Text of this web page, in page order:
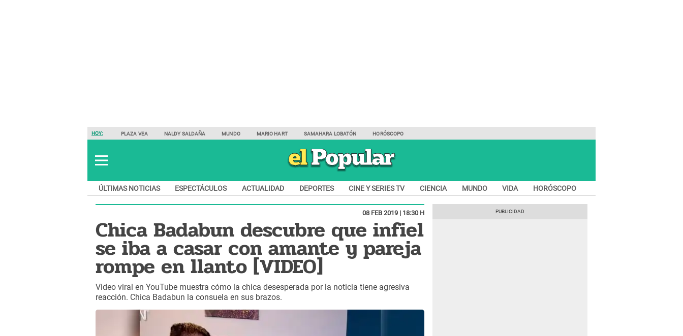
HOY: PLAZA VEA NALDY SALDAÑA MUNDO MARIO HART SAMAHARA LOBATÓN HORÓSCOPO
ÚLTIMAS NOTICIAS ESPECTÁCULOS ACTUALIDAD DEPORTES CINE Y SERIES TV CIENCIA MUNDO VIDA HORÓSCOPO
08 FEB 2019 | 18:30 H
Chica Badabun descubre que infiel
se iba a casar con amante y pareja
rompe en llanto [VIDEO]
Video viral en YouTube muestra cómo la chica desesperada por la noticia tiene agresiva
reacción. Chica Badabun la consuela en sus brazos.